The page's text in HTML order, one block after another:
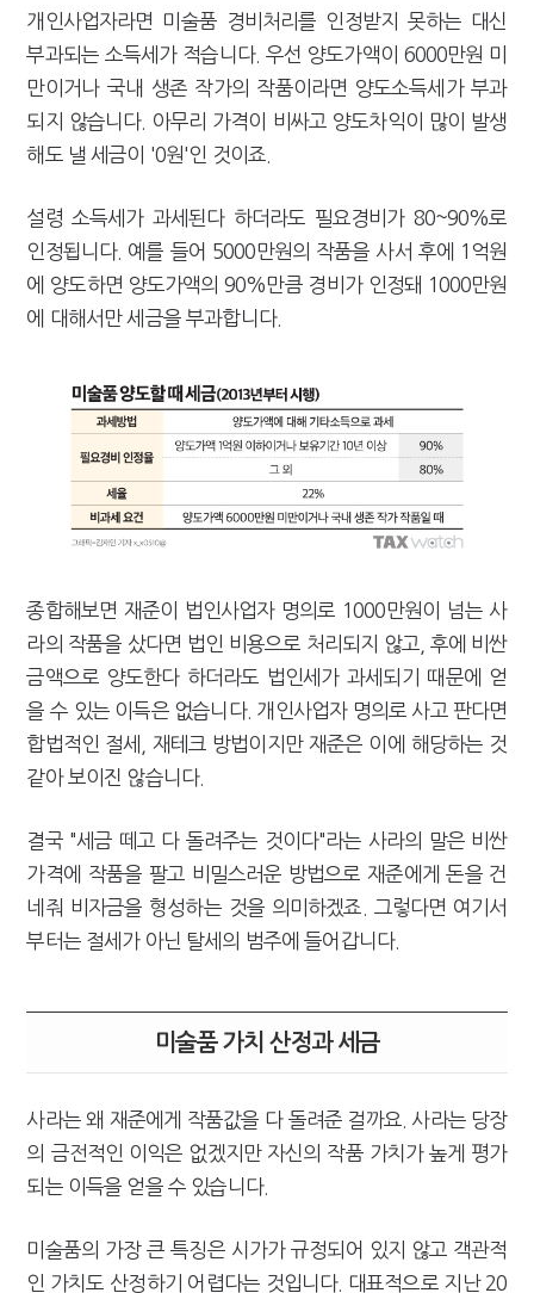
개인사업자라면 미술품 경비처리를 인정받지 못하는 대신
부과되는 소득세가 적습니다. 우선 양도가액이 6000만원 미
만이거나 국내 생존 작가의 작품이라면 양도소득세가 부과
되지 않습니다. 아무리 가격이 비싸고 양도차익이 많이 발생
해도 낼 세금이 '0원'인 것이죠.
설령 소득세가 과세된다 하더라도 필요경비가 80~90%로
인정됩니다. 예를 들어 5000만원의 작품을 사서 후에 1억원
에 양도하면 양도가액의 90%만큼 경비가 인정돼 1000만원
에 대해서만 세금을 부과합니다.
종합해보면 재준이 법인사업자 명의로 1000만원이 넘는 사
라의 작품을 샀다면 법인 비용으로 처리되지 않고, 후에 비싼
금액으로 양도한다 하더라도 법인세가 과세되기 때문에 얻
을 수 있는 이득은 없습니다. 개인사업자 명의로 사고 판다면
합법적인 절세, 재테크 방법이지만 재준은 이에 해당하는 것
같아 보이진 않습니다.
결국 "세금 떼고 다 돌려주는 것이다"라는 사라의 말은 비싼
가격에 작품을 팔고 비밀스러운 방법으로 재준에게 돈을 건
네줘 비자금을 형성하는 것을 의미하겠죠. 그렇다면 여기서
부터는 절세가 아닌 탈세의 범주에 들어갑니다.
미술품 가치 산정과 세금
사라는 왜 재준에게 작품값을 다 돌려준 걸까요. 사라는 당장
의 금전적인 이익은 없겠지만 자신의 작품 가치가 높게 평가
되는 이득을 얻을 수 있습니다.
미술품의 가장 큰 특징은 시가가 규정되어 있지 않고 객관적
인 가치도 산정하기 어렵다는 것입니다. 대표적으로 지난 20